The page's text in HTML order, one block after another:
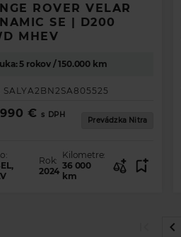
ROVER VELAR
SE | D200
MHEV
5 rokov / 150.000 km
SALYA2BN2SA805525
€ s DPH
Prevádzka Nitra
Rok:
2024
Kilometre:
36 000
km